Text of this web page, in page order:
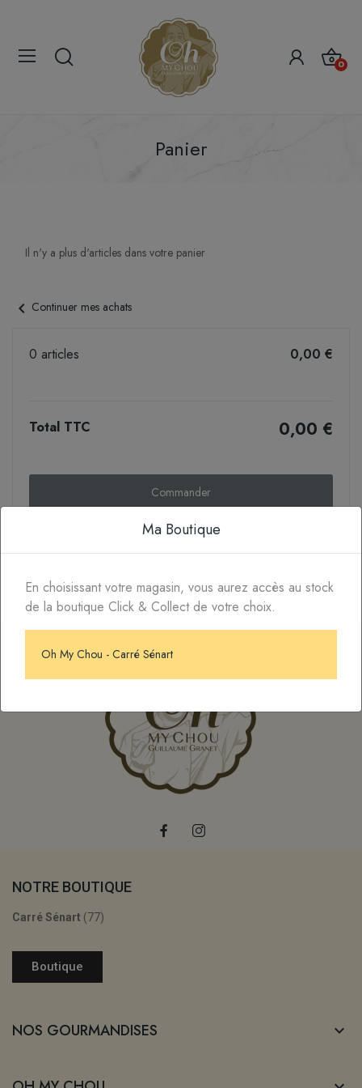
0
Panier
Il n'y a plus d'articles dans votre panier
chevron_left Continuer mes achats
0 articles 0,00 €
Total TTC 0,00 €
Commander
Ma Boutique
En choisissant votre magasin, vous aurez accès au stock
de la boutique Click & Collect de votre choix.
Oh My Chou - Carré Sénart
NOTRE BOUTIQUE
Carré Sénart (77)
Boutique
NOS GOURMANDISES 